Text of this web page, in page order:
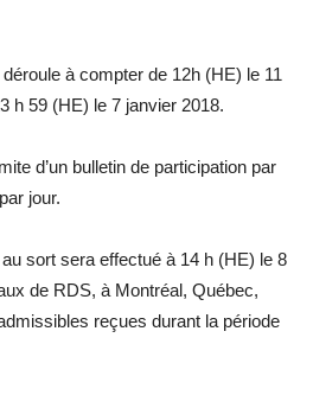
à compter de 12h (HE) le 11
h 59 (HE) le 7 janvier 2018.
d’un bulletin de participation par
jour.
sort sera effectué à 14 h (HE) le 8
de RDS, à Montréal, Québec,
reçues durant la période